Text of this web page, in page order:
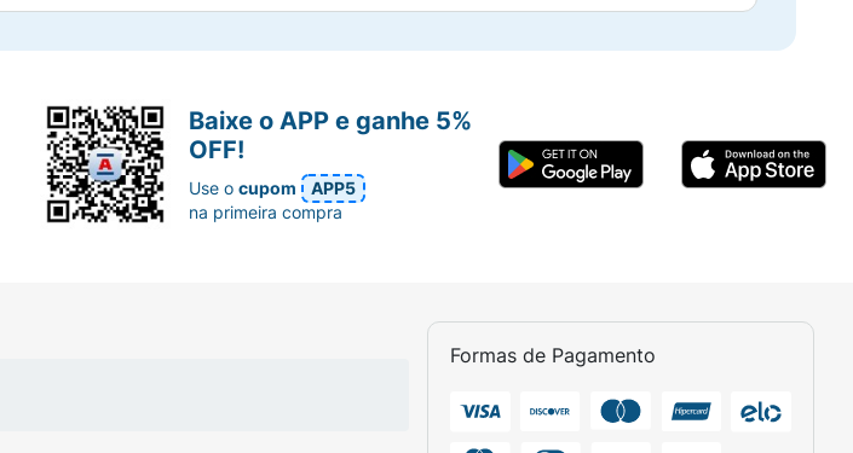
uma mastigação agradável.
do escritório, no carro ou na mochila.
marca Mió, exclusividade da Drogaria Araujo.
indicado na embalagem, este produto possui alto teor de açúcar adicionado e
inserindo-o de forma consciente em sua rotina alimentar.
Formas de Pagamento
Baixe o APP e ganhe 5%
OFF!
Use ocupom
APP5
na primeira compra